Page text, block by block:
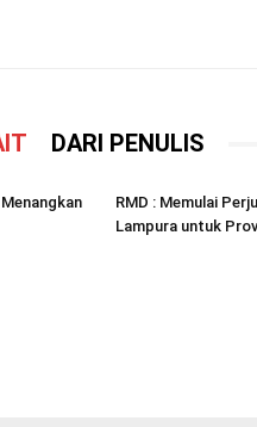
DARI PENULIS
RMD : Memulai
Lampura untuk